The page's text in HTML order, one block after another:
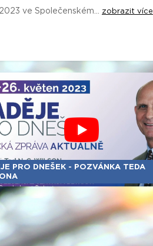
ve Společenském... zobrazit více
PRO DNEŠEK - POZVÁNKA TEDA